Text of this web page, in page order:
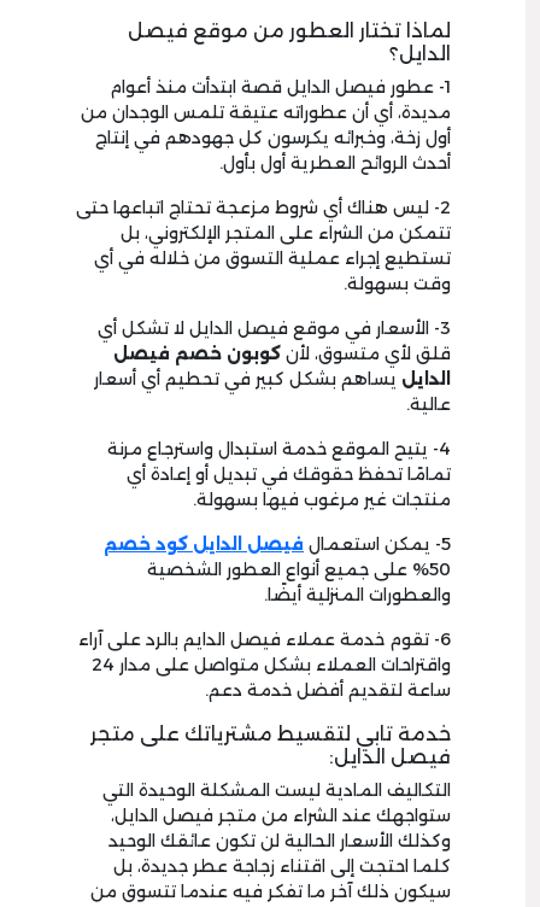
لماذا تختار العطور من موقع فيصل
الدايل؟
1- عطور فيصل الدايل قصة ابتدأت منذ أعوام
مديدة، أي أن عطوراته عتيقة تلمس الوجدان من
أول زخة، وخبرائه يكرسون كل جهودهم في إنتاج
أحدث الروائح العطرية أول بأول.
2- ليس هناك أي شروط مزعجة تحتاج اتباعها حتى
تتمكن من الشراء على المتجر الإلكتروني، بل
تستطيع إجراء عملية التسوق من خلاله في أي
وقت بسهولة.
3- الأسعار في موقع فيصل الدايل لا تشكل أي
قلق لأي متسوق، لأن كوبون خصم فيصل
الدايل يساهم بشكل كبير في تحطيم أي أسعار
عالية.
4- يتيح الموقع خدمة استبدال واسترجاع مرنة
تمامًا تحفظ حقوقك في تبديل أو إعادة أي
منتجات غير مرغوب فيها بسهولة.
5- يمكن استعمال
فيصل الدايل كود خصم
50% على جميع أنواع العطور الشخصية
والعطورات المنزلية أيضًا.
6- تقوم خدمة عملاء فيصل الدايم بالرد على آراء
واقتراحات العملاء بشكل متواصل على مدار 24
ساعة لتقديم أفضل خدمة دعم.
خدمة تابي لتقسيط مشترياتك على متجر
فيصل الدايل:
التكاليف المادية ليست المشكلة الوحيدة التي
ستواجهك عند الشراء من متجر فيصل الدايل،
وكذلك الأسعار الحالية لن تكون عائقك الوحيد
كلما احتجت إلى اقتناء زجاجة عطر جديدة، بل
سيكون ذلك آخر ما تفكر فيه عندما تتسوق من